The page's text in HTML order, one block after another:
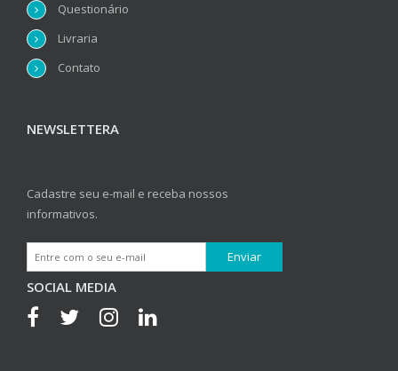
Questionário
Livraria
Contato
NEWSLETTERA
Cadastre seu e-mail e receba nossos
informativos.
SOCIAL MEDIA